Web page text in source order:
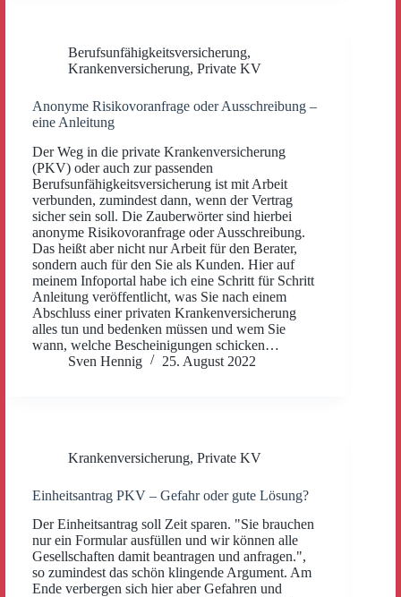
Berufsunfähigkeitsversicherung,
Krankenversicherung, Private KV
Anonyme Risikovoranfrage oder Ausschreibung –
eine Anleitung
Der Weg in die private Krankenversicherung
(PKV) oder auch zur passenden
Berufsunfähigkeitsversicherung ist mit Arbeit
verbunden, zumindest dann, wenn der Vertrag
sicher sein soll. Die Zauberwörter sind hierbei
anonyme Risikovoranfrage oder Ausschreibung.
Das heißt aber nicht nur Arbeit für den Berater,
sondern auch für den Sie als Kunden. Hier auf
meinem Infoportal habe ich eine Schritt für Schritt
Anleitung veröffentlicht, was Sie nach einem
Abschluss einer privaten Krankenversicherung
alles tun und bedenken müssen und wem Sie
wann, welche Bescheinigungen schicken…
Sven Hennig
25. August 2022
Krankenversicherung, Private KV
Einheitsantrag PKV – Gefahr oder gute Lösung?
Der Einheitsantrag soll Zeit sparen. "Sie brauchen
nur ein Formular ausfüllen und wir können alle
Gesellschaften damit beantragen und anfragen.",
so zumindest das schön klingende Argument. Am
Ende verbergen sich hier aber Gefahren und